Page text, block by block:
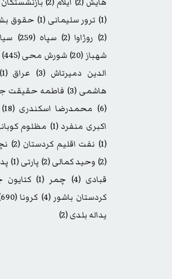
(1)
ترور سلیمانی (1) حقوق
(2)
روژاوا (2) سپاه (259)
شهباز (20) شورش محی(445)
الدین دمیرتاش (3) عراق (1)
هاشمی (3) فاطمه حقیقت
(6)
محمدرضا اسکندری (18)
اکبری منفرد (1) مظلوم
(1)
نفت اقلیم کردستان (2)
(2)
وحید کمالی(2) پارتی(1)
قبادی (4) چمر (1) کتایون
کردستان باشور (4) کرونا (690)
یداله بلدی(2)